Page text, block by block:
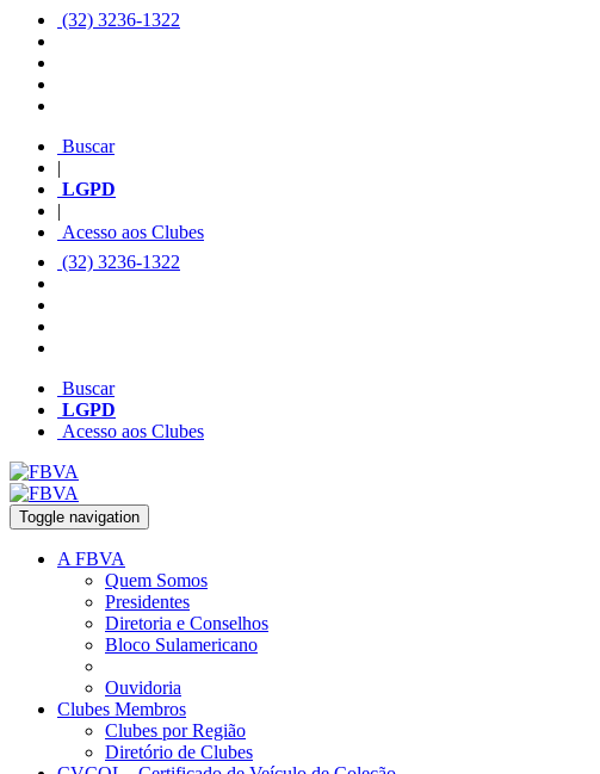
(32) 3236-1322
Buscar
|
LGPD
|
Acesso aos Clubes
(32) 3236-1322
Buscar
LGPD
Acesso aos Clubes
Toggle navigation
A FBVA
Quem Somos
Presidentes
Diretoria e Conselhos
Bloco Sulamericano
Ouvidoria
Clubes Membros
Clubes por Região
Diretório de Clubes